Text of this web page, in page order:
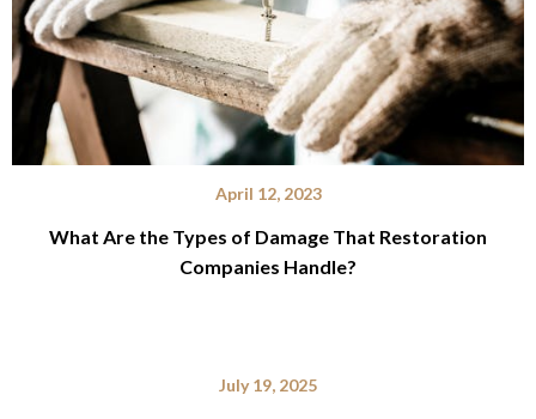
April 12, 2023
What Are the Types of Damage That Restoration
Companies Handle?
July 19, 2025